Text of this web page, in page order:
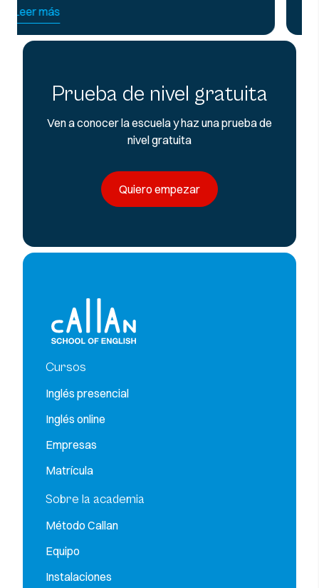
Prueba de nivel gratuita
Ven a conocer la escuela y haz una prueba de
nivel gratuita
Quiero empezar
Cursos
Inglés presencial
Inglés online
Empresas
Matrícula
Sobre la academia
Método Callan
Equipo
Instalaciones